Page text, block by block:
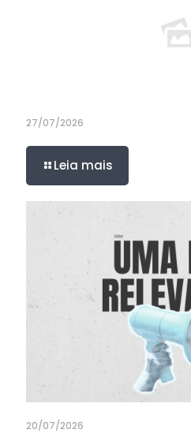
27/07/2026
Leia mais
20/07/2026